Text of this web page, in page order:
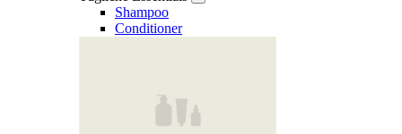
Shampoo
Conditioner